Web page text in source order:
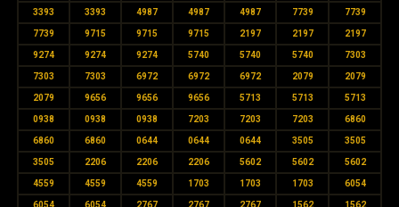
3393 3393 4987 4987 4987 7739 7739
7739 9715 9715 9715 2197 2197 2197
9274 9274 9274 5740 5740 5740 7303
7303 7303 6972 6972 6972 2079 2079
2079 9656 9656 9656 5713 5713 5713
0938 0938 0938 7203 7203 7203 6860
6860 6860 0644 0644 0644 3505 3505
3505 2206 2206 2206 5602 5602 5602
4559 4559 4559 1703 1703 1703 6054
6054 6054 2767 2767 2767 1562 1562